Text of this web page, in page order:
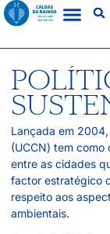
Lançada em
(UCCN) tem
entre as cidades
factor estratégico
respeito aos
ambientais.